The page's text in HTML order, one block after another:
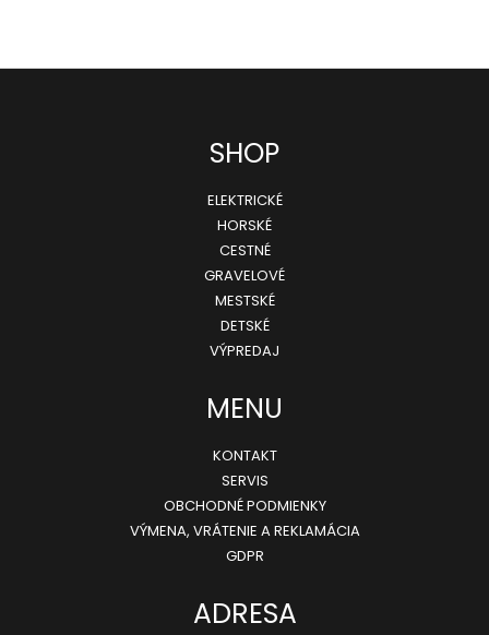
SHOP
ELEKTRICKÉ
HORSKÉ
CESTNÉ
GRAVELOVÉ
MESTSKÉ
DETSKÉ
VÝPREDAJ
MENU
KONTAKT
SERVIS
OBCHODNÉ PODMIENKY
VÝMENA, VRÁTENIE A REKLAMÁCIA
GDPR
ADRESA